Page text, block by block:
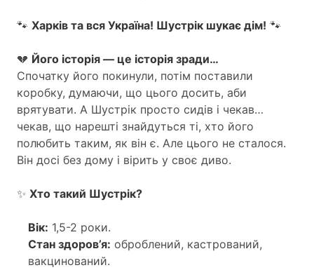
🐾 Харків та вся Україна! Шустрік шукає дім! 🐾
💔 Його історія — це історія зради…
Спочатку його покинули, потім поставили
коробку, думаючи, що цього досить, аби
врятувати. А Шустрік просто сидів і чекав…
чекав, що нарешті знайдуться ті, хто його
полюбить таким, як він є. Але цього не сталося.
Він досі без дому і вірить у своє диво.
✨ Хто такий Шустрік?
Вік: 1,5-2 роки.
Стан здоров’я: оброблений, кастрований,
вакцинований.